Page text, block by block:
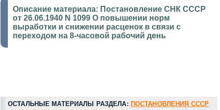
Описание материала: Постановление СНК СССР
от 26.06.1940 N 1099 О повышении норм
выработки и снижении расценок в связи с
переходом на 8-часовой рабочий день
ОСТАЛЬНЫЕ МАТЕРИАЛЫ РАЗДЕЛА: ПОСТАНОВЛЕНИЯ СССР